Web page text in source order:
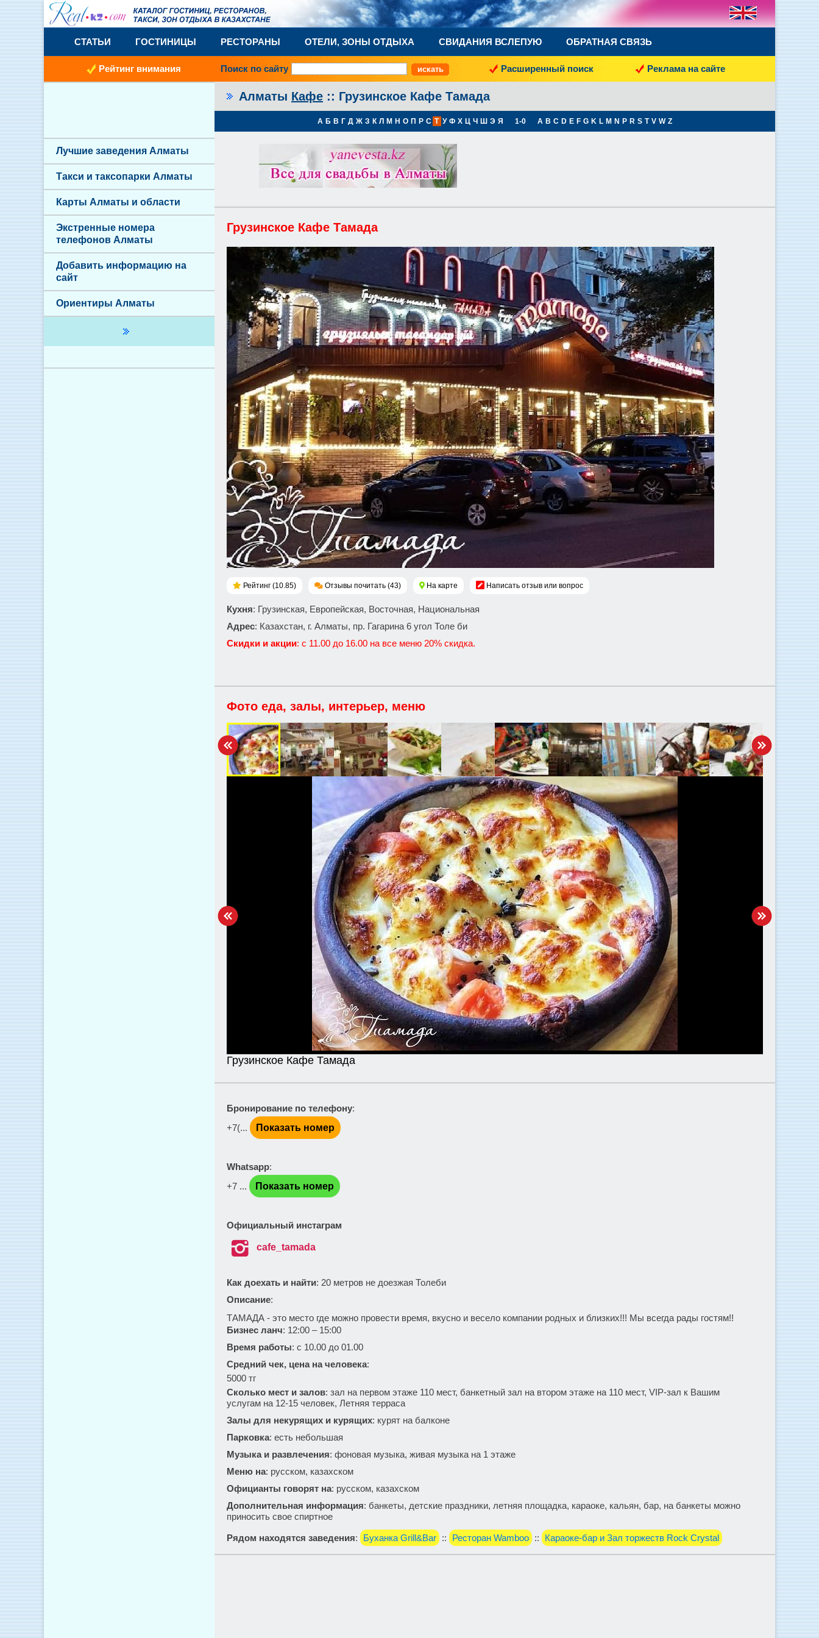
СТАТЬИ ГОСТИНИЦЫ РЕСТОРАНЫ ОТЕЛИ, ЗОНЫ ОТДЫХА СВИДАНИЯ ВСЛЕПУЮ ОБРАТНАЯ СВЯЗЬ
Рейтинг внимания Поиск по сайту Расширенный поиск Реклама на сайте
Алматы Кафе :: Грузинское Кафе Тамада
А Б В Г Д Ж З К Л М Н О П Р С Т У Ф Х Ц Ч Ш Э Я 1-0 A B C D E F G K L M N P R S T V W Z
Грузинское Кафе Тамада
Рейтинг (10.85) Отзывы почитать (43) На карте Написать отзыв или вопрос
Кухня: Грузинская, Европейская, Восточная, Национальная
Адрес: Казахстан, г. Алматы, пр. Гагарина 6 угол Толе би
Скидки и акции: с 11.00 до 16.00 на все меню 20% скидка.
Фото еда, залы, интерьер, меню
Грузинское Кафе Тамада
Бронирование по телефону:
+7(...
Показать номер
Whatsapp:
+7 ...
Показать номер
Официальный инстаграм
 cafe_tamada
Как доехать и найти: 20 метров не доезжая Толеби
Описание:
ТАМАДА - это место где можно провести время, вкусно и весело компании родных и близких!!! Мы всегда рады гостям!!
Бизнес ланч: 12:00 – 15:00
Время работы: с 10.00 до 01.00
Средний чек, цена на человека:
5000 тг
Сколько мест и залов: зал на первом этаже 110 мест, банкетный зал на втором этаже на 110 мест, VIP-зал к Вашим
услугам на 12-15 человек, Летняя терраса
Залы для некурящих и курящих: курят на балконе
Парковка: есть небольшая
Музыка и развлечения: фоновая музыка, живая музыка на 1 этаже
Меню на: русском, казахском
Официанты говорят на: русском, казахском
Дополнительная информация: банкеты, детские праздники, летняя площадка, караоке, кальян, бар, на банкеты можно
приносить свое спиртное
Рядом находятся заведения: Буханка Grill&Bar :: Ресторан Wamboo :: Караоке-бар и Зал торжеств Rock Crystal
Лучшие заведения Алматы
Такси и таксопарки Алматы
Карты Алматы и области
Экстренные номера
телефонов Алматы
Добавить информацию на
сайт
Ориентиры Алматы